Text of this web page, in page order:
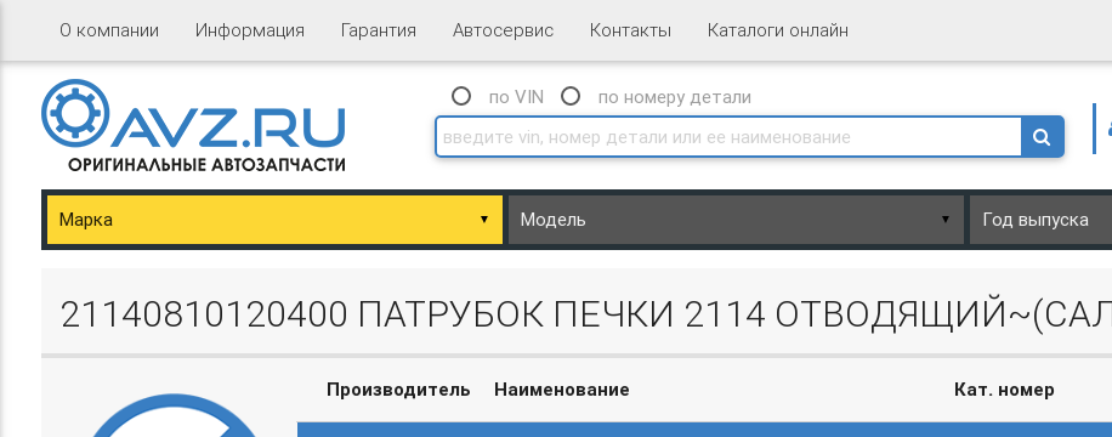
О компании Информация Гарантия Автосервис Контакты Каталоги онлайн
по VIN
по номеру детали
▼ ▼
21140810120400 ПАТРУБОК ПЕЧКИ 2114
Производитель Наименование Кат. номер